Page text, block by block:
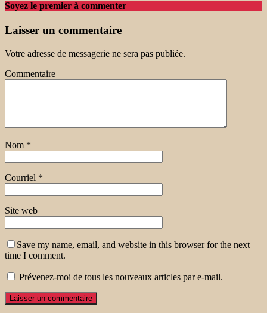
Soyez le premier à commenter
Laisser un commentaire
Votre adresse de messagerie ne sera pas publiée.
Commentaire
Nom *
Courriel *
Site web
Save my name, email, and website in this browser for the next
time I comment.
Prévenez-moi de tous les nouveaux articles par e-mail.